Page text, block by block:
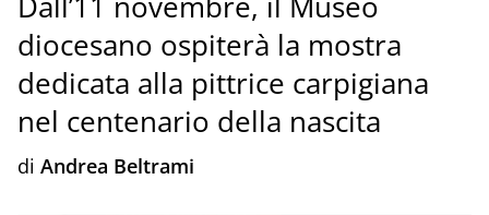
diocesano ospiterà la mostra
dedicata alla pittrice carpigiana
nel centenario della nascita
di Andrea Beltrami